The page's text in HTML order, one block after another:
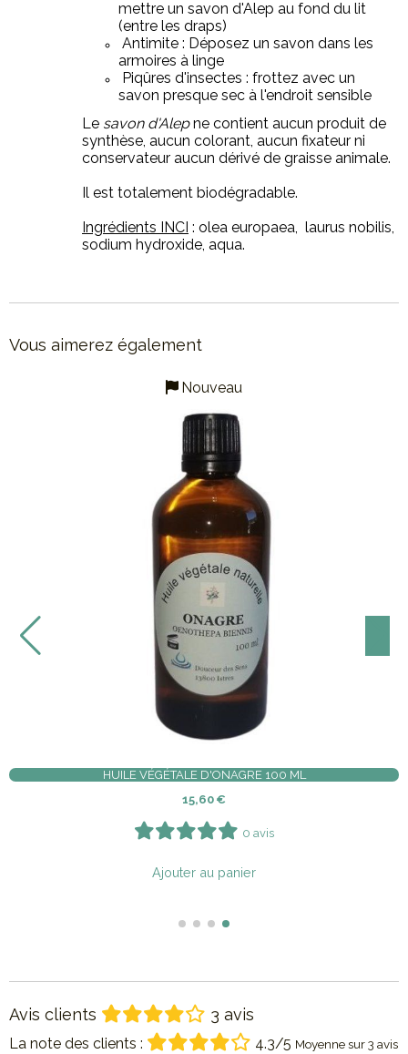
mettre un savon d'Alep au fond du lit
(entre les draps)
Antimite : Déposez un savon dans les
armoires à linge
Piqûres d'insectes : frottez avec un
savon presque sec à l'endroit sensible
Le savon d'Alepne contient aucun produit de
synthèse, aucun colorant, aucun fixateur ni
conservateur aucun dérivé de graisse animale.
Il est totalement biodégradable.
Ingrédients INCI : olea europaea, laurus nobilis,
sodium hydroxide, aqua.
Vous aimerez également
BARRE VERTE HUILE D'OLIVE 1,6KG
14 avis
BAIN MOUSSANT AU
Avis clients 3 avis
La note des clients : 4.3/5 Moyenne sur 3 avis